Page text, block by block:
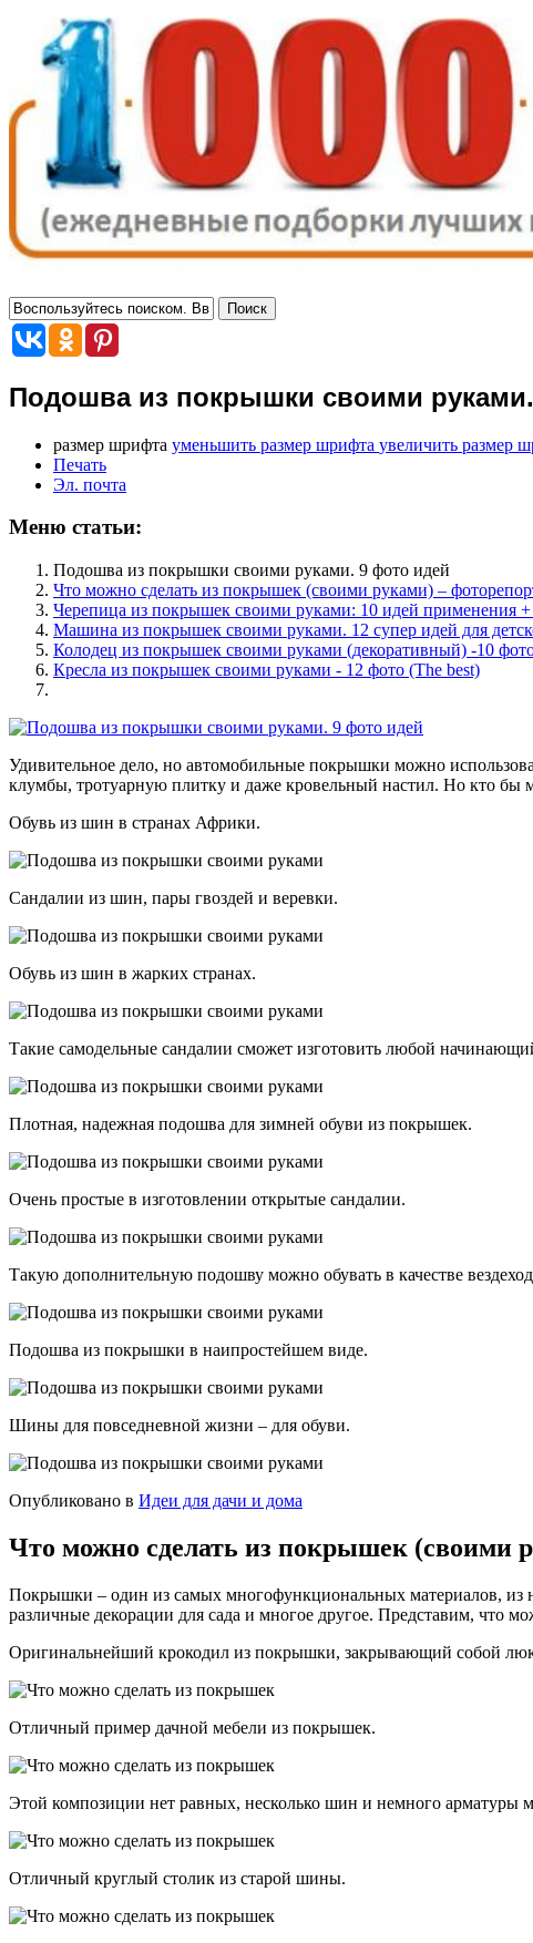
Подошва из покрышки своими
размер шрифта уменьшить размер шрифта увеличить размер
Печать
Эл. почта
Меню статьи:
Подошва из покрышки своими руками. 9 фото идей
Что можно сделать из покрышек (своими руками) –
Черепица из покрышек своими руками: 10 идей применения +
Машина из покрышек своими руками. 12 супер идей для
Колодец из покрышек своими руками (декоративный) -10
Кресла из покрышек своими руками - 12 фото (The best)
Удивительное дело, но автомобильные покрышки можно
клумбы, тротуарную плитку и даже кровельный настил. Но кто
Обувь из шин в странах Африки.
Сандалии из шин, пары гвоздей и веревки.
Обувь из шин в жарких странах.
Такие самодельные сандалии сможет изготовить любой
Плотная, надежная подошва для зимней обуви из покрышек.
Очень простые в изготовлении открытые сандалии.
Такую дополнительную подошву можно обувать в качестве
Подошва из покрышки в наипростейшем виде.
Шины для повседневной жизни – для обуви.
Опубликовано в Идеи для дачи и дома
Что можно сделать из покрышек (своими
Покрышки – один из самых многофункциональных материалов, из
различные декорации для сада и многое другое. Представим, что
Оригинальнейший крокодил из покрышки, закрывающий собой люк
Отличный пример дачной мебели из покрышек.
Этой композиции нет равных, несколько шин и немного арматуры
Отличный круглый столик из старой шины.